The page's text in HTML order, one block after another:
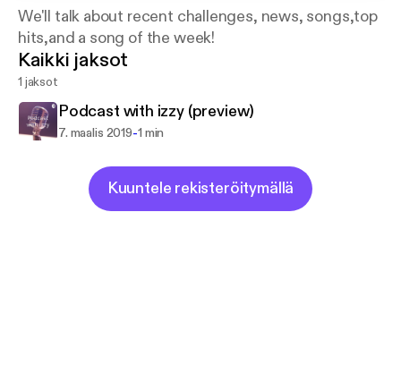
We'll talk about recent challenges, news, songs,top
hits,and a song of the week!
Kaikki jaksot
1 jaksot
Podcast with izzy (preview)
7. maalis 2019-1 min
Kuuntele rekisteröitymällä